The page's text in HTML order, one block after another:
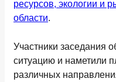
ресурсов, экологии и
области.
Участники заседания
ситуацию и наметили
различных